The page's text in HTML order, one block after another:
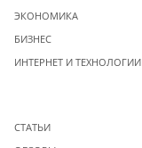
ЭКОНОМИКА
БИЗНЕС
ИНТЕРНЕТ И ТЕХНОЛОГИИ
СТАТЬИ